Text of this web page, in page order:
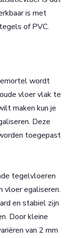
is met
of PVC.
wordt
vloer vlak te
maken kun je
Deze
toegepast
tegelvloeren
vloer egaliseren.
en stabiel zijn
Door kleine
van 2 mm